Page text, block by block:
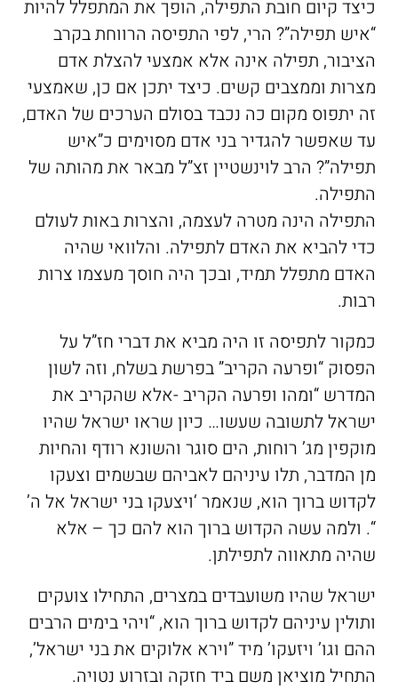
כיצד קיום חובת התפילה, הופך את המתפלל להיות
“איש תפילה”? הרי, לפי התפיסה הרווחת בקרב
הציבור, תפילה אינה אלא אמצעי להצלת אדם
מצרות וממצבים קשים. כיצד יתכן אם כן, שאמצעי
זה יתפוס מקום כה נכבד בסולם הערכים של האדם,
עד שאפשר להגדיר בני אדם מסוימים כ”איש
תפילה”? הרב לוינשטיין זצ”ל מבאר את מהותה של
התפילה.
התפילה הינה מטרה לעצמה, והצרות באות לעולם
כדי להביא את האדם לתפילה. והלוואי שהיה
האדם מתפלל תמיד, ובכך היה חוסך מעצמו צרות
רבות.
כמקור לתפיסה זו היה מביא את דברי חז”ל על
הפסוק “ופרעה הקריב” בפרשת בשלח, וזה לשון
המדרש “ומהו ופרעה הקריב -אלא שהקריב את
ישראל לתשובה שעשו… כיון שראו ישראל שהיו
מוקפין מג’ רוחות, הים סוגר והשונא רודף והחיות
מן המדבר, תלו עיניהם לאביהם שבשמים וצעקו
לקדוש ברוך הוא, שנאמר ‘ויצעקו בני ישראל אל ה’
“. ולמה עשה הקדוש ברוך הוא להם כך – אלא
שהיה מתאווה לתפילתן.
ישראל שהיו משועבדים במצרים, התחילו צועקים
ותולין עיניהם לקדוש ברוך הוא, “ויהי בימים הרבים
ההם וגו’ ויזעקו’ מיד ”וירא אלוקים את בני ישראל’,
התחיל מוציאן משם ביד חזקה ובזרוע נטויה.